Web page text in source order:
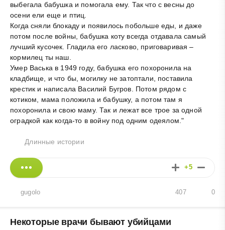
выбегала бабушка и помогала ему. Так что с весны до
осени ели еще и птиц.
Когда сняли блокаду и появилось побольше еды, и даже
потом после войны, бабушка коту всегда отдавала самый
лучший кусочек. Гладила его ласково, приговаривая –
кормилец ты наш.
Умер Васька в 1949 году, бабушка его похоронила на
кладбище, и что бы, могилку не затоптали, поставила
крестик и написала Василий Бугров. Потом рядом с
котиком, мама положила и бабушку, а потом там я
похоронила и свою маму. Так и лежат все трое за одной
оградкой как когда-то в войну под одним одеялом."
Длинные истории
+5
gugolo 0
407
Некоторые врачи бывают убийцами